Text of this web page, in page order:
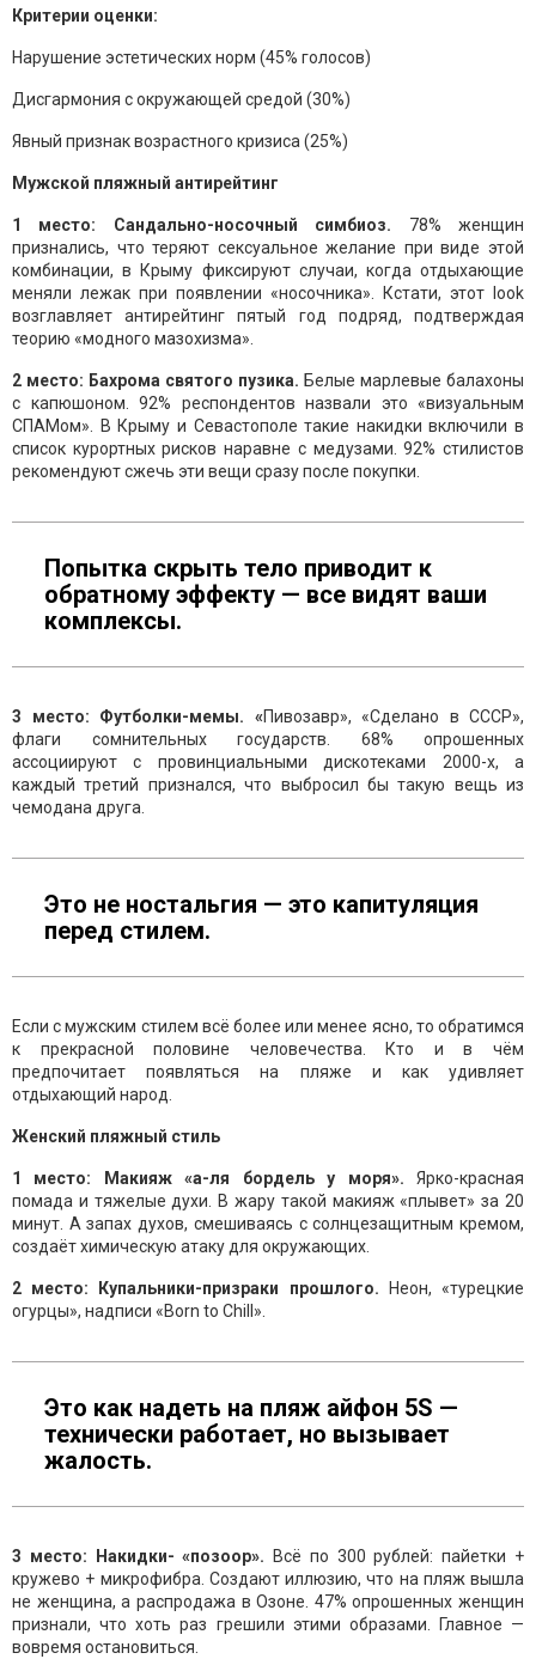
Критерии оценки:
Нарушение эстетических норм (45% голосов)
Дисгармония с окружающей средой (30%)
Явный признак возрастного кризиса (25%)
Мужской пляжный антирейтинг
1 место: Сандально-носочный симбиоз. 78% женщин
признались, что теряют сексуальное желание при виде этой
комбинации, в Крыму фиксируют случаи, когда отдыхающие
меняли лежак при появлении «носочника». Кстати, этот look
возглавляет антирейтинг пятый год подряд, подтверждая
теорию «модного мазохизма».
2 место: Бахрома святого пузика. Белые марлевые балахоны
с капюшоном. 92% респондентов назвали это «визуальным
СПАМом». В Крыму и Севастополе такие накидки включили в
список курортных рисков наравне с медузами. 92% стилистов
рекомендуют сжечь эти вещи сразу после покупки.
Попытка скрыть тело приводит к
обратному эффекту — все видят ваши
комплексы.
3 место: Футболки-мемы. «Пивозавр», «Сделано в СССР»,
флаги сомнительных государств. 68% опрошенных
ассоциируют с провинциальными дискотеками 2000-х, а
каждый третий признался, что выбросил бы такую вещь из
чемодана друга.
Это не ностальгия — это капитуляция
перед стилем.
Если с мужским стилем всё более или менее ясно, то обратимся
к прекрасной половине человечества. Кто и в чём
предпочитает появляться на пляже и как удивляет
отдыхающий народ.
Женский пляжный стиль
1 место: Макияж «а-ля бордель у моря». Ярко-красная
помада и тяжелые духи. В жару такой макияж «плывет» за 20
минут. А запах духов, смешиваясь с солнцезащитным кремом,
создаёт химическую атаку для окружающих.
2 место: Купальники-призраки прошлого.
Неон, «турецкие
огурцы», надписи «Born to Chill».
Это как надеть на пляж айфон 5S —
технически работает, но вызывает
жалость.
3 место: Накидки- «позоор».
Всё по 300 рублей: пайетки +
кружево + микрофибра. Создают иллюзию, что на пляж вышла
не женщина, а распродажа в Озоне. 47% опрошенных женщин
признали, что хоть раз грешили этими образами. Главное —
вовремя остановиться.